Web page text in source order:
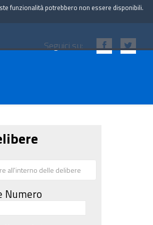
Seguici su:
Numero
funzionalità potrebbero non essere disponibili.